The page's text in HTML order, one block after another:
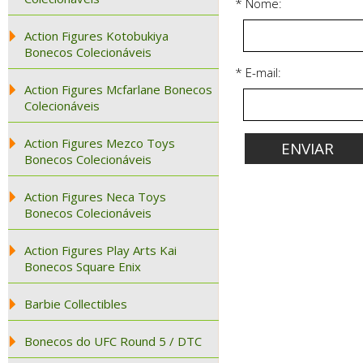
Action Figures Kotobukiya
Bonecos Colecionáveis
Action Figures Mcfarlane Bonecos
Colecionáveis
Action Figures Mezco Toys
Bonecos Colecionáveis
Action Figures Neca Toys
Bonecos Colecionáveis
Action Figures Play Arts Kai
Bonecos Square Enix
Barbie Collectibles
Bonecos do UFC Round 5 / DTC
* Nome:
* E-mail: